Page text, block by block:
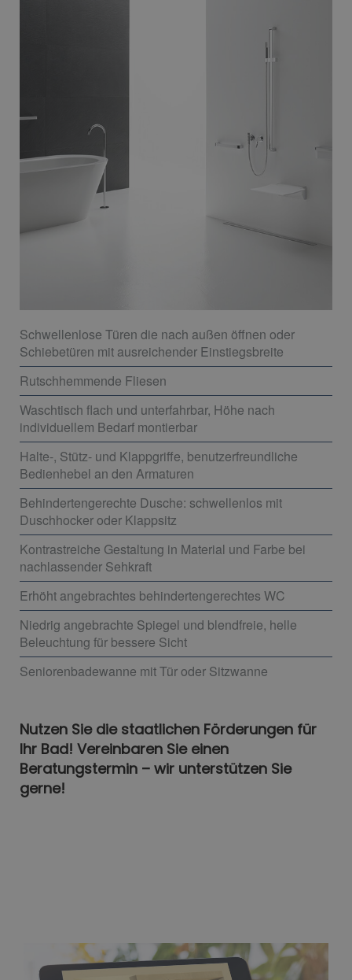
Schwellenlose Türen die nach außen öffnen oder
Schiebetüren mit ausreichender Einstiegsbreite
Rutschhemmende Fliesen
Waschtisch flach und unterfahrbar, Höhe nach
individuellem Bedarf montierbar
Halte-, Stütz- und Klappgriffe, benutzerfreundliche
Bedienhebel an den Armaturen
Behindertengerechte Dusche: schwellenlos mit
Duschhocker oder Klappsitz
Kontrastreiche Gestaltung in Material und Farbe bei
nachlassender Sehkraft
Erhöht angebrachtes behindertengerechtes WC
Niedrig angebrachte Spiegel und blendfreie, helle
Beleuchtung für bessere Sicht
Seniorenbadewanne mit Tür oder Sitzwanne
Nutzen Sie die staatlichen Förderungen für
Ihr Bad! Vereinbaren Sie einen
Beratungstermin – wir unterstützen Sie
gerne!